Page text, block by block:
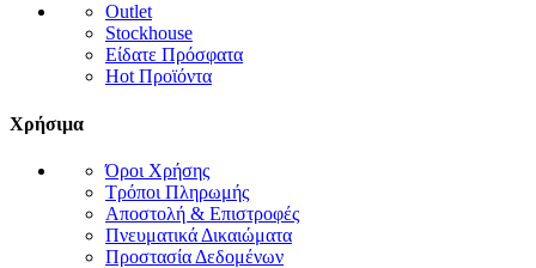
Outlet
Stockhouse
Είδατε Πρόσφατα
Hot Προϊόντα
Χρήσιμα
Όροι Χρήσης
Τρόποι Πληρωμής
Αποστολή & Επιστροφές
Πνευματικά Δικαιώματα
Προστασία Δεδομένων